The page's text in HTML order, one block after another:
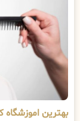
بهترین اموزشگاه